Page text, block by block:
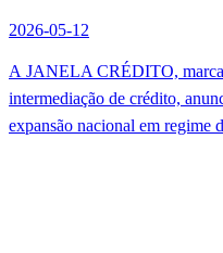
2026-05-12
A JANELA CRÉDITO, marca
intermediação de crédito,
expansão nacional em regime